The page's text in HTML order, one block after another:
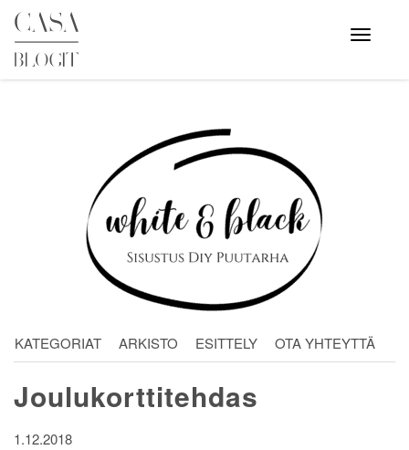
Skip
content
Avaa
valikko
KATEGORIAT ARKISTO ESITTELY OTA YHTEYTTÄ
Joulukorttitehdas
1.12.2018